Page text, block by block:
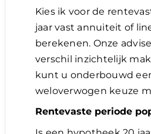
Kies ik voor de
jaar vast annuiteit of
berekenen. Onze
verschil inzichtelijk
kunt u onderbouwd
weloverwogen keuze
Rentevaste periode